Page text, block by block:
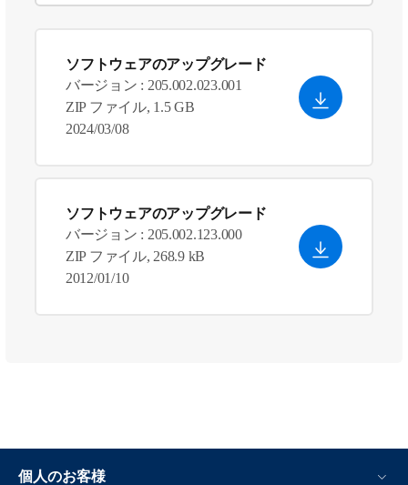
ソフトウェアのアップグレード
バージョン : 205.002.023.001
ZIP ファイル, 1.5 GB
2024/03/08
ソフトウェアのアップグレード
バージョン : 205.002.123.000
ZIP ファイル, 268.9 kB
2012/01/10
個人のお客様